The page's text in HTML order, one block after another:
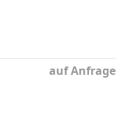
auf Anfrage